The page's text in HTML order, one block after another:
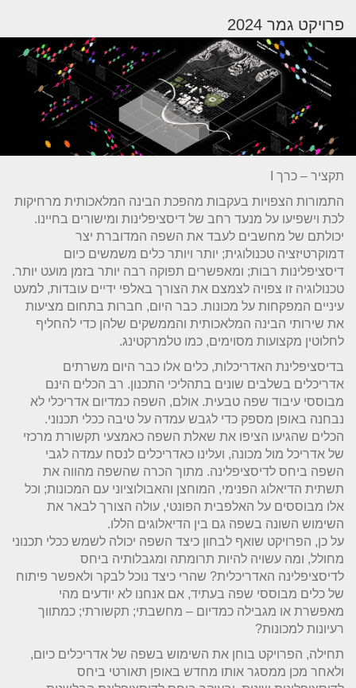
פרויקט גמר 2024
תקציר – כרך I
התמורות הצפויות בעקבות מהפכת הבינה המלאכותית מרחיקות
לכת וישפיעו על מנעד רחב של דיסציפלינות ומישורים בחיינו.
יכולתם של מחשבים לעבד את השפה המדוברת יצר
דמוקרטיזציה טכנולוגית; יותר ויותר כלים משמשים כיום
דיסציפלינות רבות; ומאפשרים תפוקה רבה יותר בזמן מועט יותר.
טכנולוגיה זו צפויה לצמצם את הצורך באלפי ידיים עובדות, למעט
עיניים המפקחות על מכונות. כבר היום, חברות בתחום מציעות
את שירותי הבינה המלאכותית והממשקים שלהן כדי להחליף
לחלוטין מקצועות מסוימים, כמו טלמרקטינג.
בדיסציפלינת האדריכלות, כלים אלו כבר היום משרתים
אדריכלים בשלבים שונים בתהליכי התכנון. רב הכלים הינם
מבוססי עיבוד שפה טבעית. אולם, השפה כמדיום אדריכלי לא
נבחנה באופן מספק כדי לגבש עמדה על טיבה ככלי תכנוני.
הכלים שהגיעו הציפו את שאלת השפה כאמצעי תקשורת מרכזי
של אדריכל מול מכונה, ועלינו כאדריכלים לנסח עמדה לגבי
השפה ביחס לדיסציפלינה. מתוך הכרה שהשפה מהווה את
תשתית הדיאלוג הפנימי, המוחצן והאבולוציוני עם המכונות; וכל
אלו מבוססים על האלפבית הפונטי, עולה הצורך לבאר את
השימוש השונה בשפה גם בין הדיאלוגים הללו.
על כן, הפרויקט שואף לבחון כיצד השפה יכולה לשמש ככלי תכנוני
מחולל, ומה עשויה להיות תרומתה ומגבלותיה ביחס
לדיסציפלינה האדריכלית? שהרי כיצד נוכל לבקר ולאפשר פיתוח
של כלים מבוססי שפה בעתיד, אם אנחנו לא יודעים מהי
מאפשרת או מגבילה כמדיום – מחשבתי; תקשורתי; כמתווך
רעיונות למכונות?
תחילה, הפרויקט בוחן את השימוש בשפה של אדריכלים כיום,
ולאחר מכן ממסגר אותו מחדש באופן תאורטי ביחס